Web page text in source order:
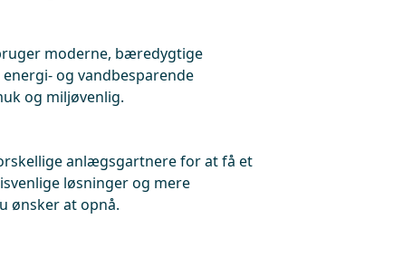
moderne, bæredygtige
og vandbesparende
og miljøvenlig.
anlægsgartnere for at få et
løsninger og mere
ønsker at opnå.